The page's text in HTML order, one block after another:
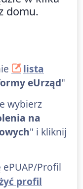
domu.
lista
eUrząd"
wybierz
na
" i kliknij
Profil
profil